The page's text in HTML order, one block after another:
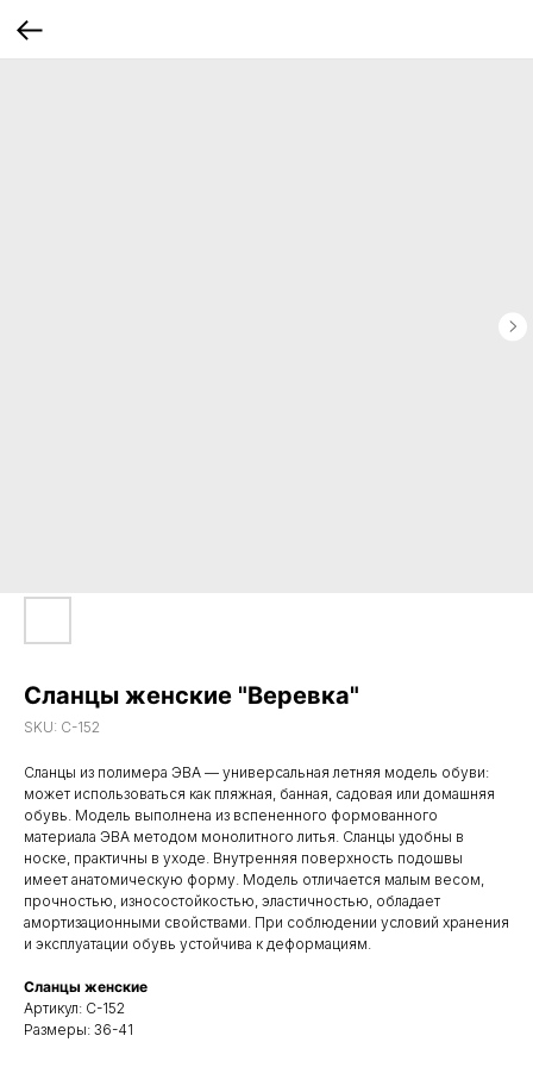
Сланцы женские "Веревка"
SKU: С-152
Сланцы из полимера ЭВА — универсальная летняя модель обуви:
может использоваться как пляжная, банная, садовая или домашняя
обувь. Модель выполнена из вспененного формованного
материала ЭВА методом монолитного литья. Сланцы удобны в
носке, практичны в уходе. Внутренняя поверхность подошвы
имеет анатомическую форму. Модель отличается малым весом,
прочностью, износостойкостью, эластичностью, обладает
амортизационными свойствами. При соблюдении условий хранения
и эксплуатации обувь устойчива к деформациям.
Сланцы женские
Артикул: С-152
Размеры: 36-41